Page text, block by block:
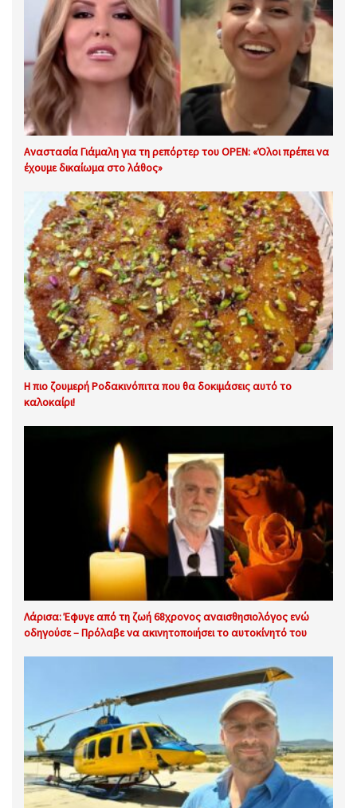
Αναστασία Γιάμαλη για τη ρεπόρτερ του OPEN: «Όλοι πρέπει να
έχουμε δικαίωμα στο λάθος»
Η πιο ζουμερή Ροδακινόπιτα που θα δοκιμάσεις αυτό το
καλοκαίρι!
Λάρισα: Έφυγε από τη ζωή 68χρονος αναισθησιολόγος ενώ
οδηγούσε – Πρόλαβε να ακινητοποιήσει το αυτοκίνητό του